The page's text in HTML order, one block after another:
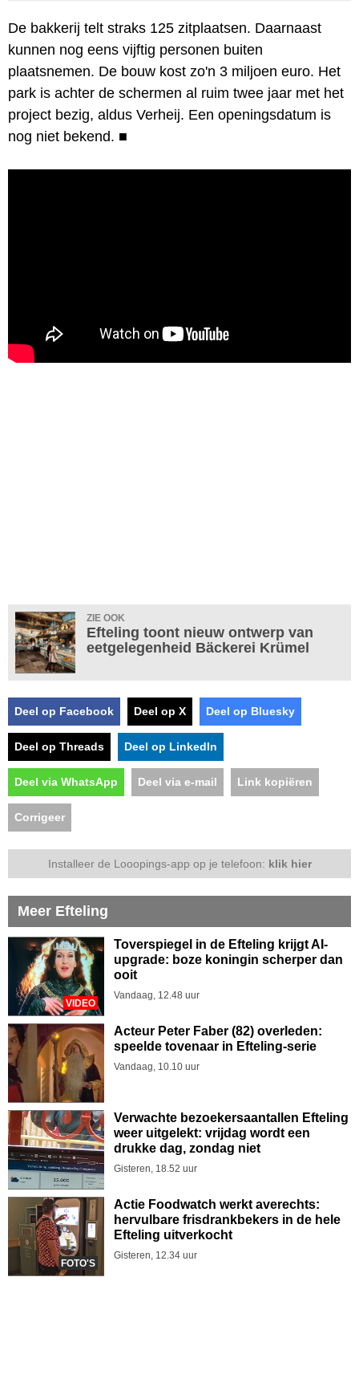
De bakkerij telt straks 125 zitplaatsen. Daarnaast
kunnen nog eens vijftig personen buiten
plaatsnemen. De bouw kost zo'n 3 miljoen euro. Het
park is achter de schermen al ruim twee jaar met het
project bezig, aldus Verheij. Een openingsdatum is
nog niet bekend. ■
ZIE OOK
Efteling toont nieuw ontwerp van
eetgelegenheid Bäckerei Krümel
Deel op Facebook Deel op X Deel op Bluesky
Deel op Threads Deel op LinkedIn
Deel via WhatsApp Deel via e-mail Link kopiëren
Corrigeer
Installeer de Looopings-app op je telefoon: klik hier
Meer Efteling
VIDEO
Toverspiegel in de Efteling krijgt AI-
upgrade: boze koningin scherper dan
ooit
Vandaag, 12.48 uur
Acteur Peter Faber (82) overleden:
speelde tovenaar in Efteling-serie
Vandaag, 10.10 uur
Verwachte bezoekersaantallen Efteling
weer uitgelekt: vrijdag wordt een
drukke dag, zondag niet
Gisteren, 18.52 uur
FOTO'S
Actie Foodwatch werkt averechts:
hervulbare frisdrankbekers in de hele
Efteling uitverkocht
Gisteren, 12.34 uur